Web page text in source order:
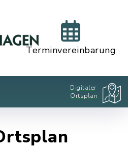
Terminvereinbarung
Digitaler
Ortsplan